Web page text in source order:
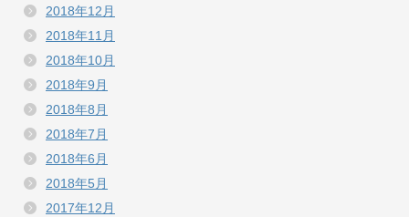
2018年12月
2018年11月
2018年10月
2018年9月
2018年8月
2018年7月
2018年6月
2018年5月
2017年12月